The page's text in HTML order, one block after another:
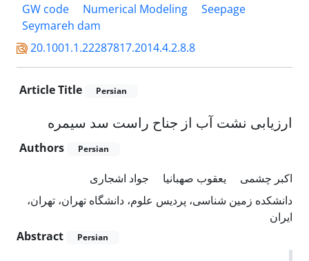
GW code
Numerical Modeling
Seepage
Seymareh dam
20.1001.1.22287817.2014.4.2.8.8
Article Title Persian
ارزیابی نشت آب از جناح راست سد سیمره
Authors Persian
اکبر چشمی یعقوب صهبانیا
جواد اشجاری
دانشکده زمین شناسی، پردیس علوم، دانشگاه تهران، تهران،
ایران
Abstract
Persian